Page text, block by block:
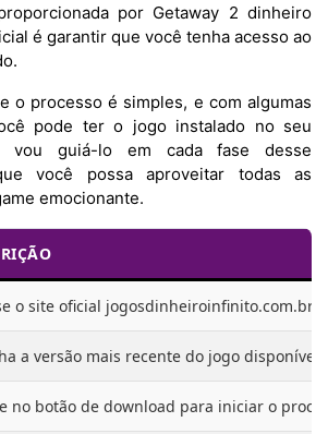
por Getaway 2 dinheiro
é garantir que você tenha acesso ao
o processo é simples, e com algumas
pode ter o jogo instalado no seu
vou guiá-lo em cada fase desse
você possa aproveitar todas as
emocionante.
o site oficial jogosdinheiroinfinito.com.br
a versão mais recente do jogo disponível
no botão de download para iniciar o